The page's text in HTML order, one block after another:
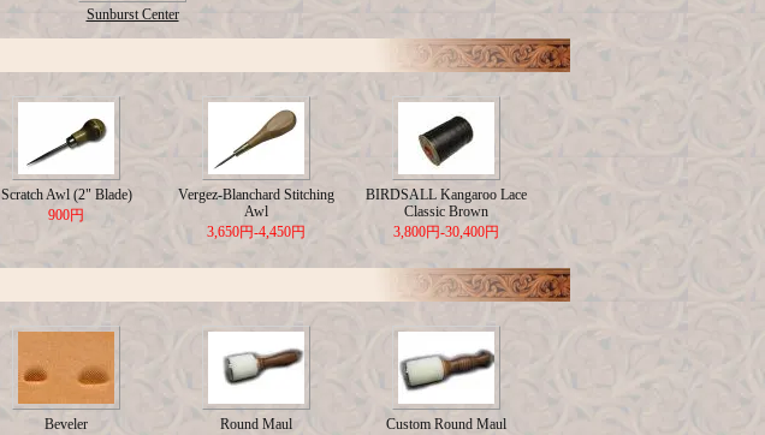
Sunburst Center
Scratch Awl (2" Blade)
900円
Vergez-Blanchard Stitching
Awl
3,650円-4,450円
BIRDSALL Kangaroo Lace
Classic Brown
3,800円-30,400円
Beveler
Round Maul
Custom Round Maul